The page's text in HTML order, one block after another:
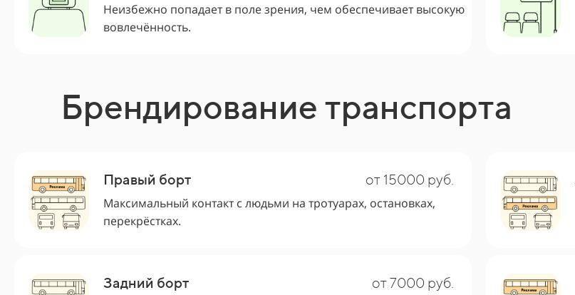
Неизбежно попадает в поле зрения, чем обеспечивает высокую
вовлечённость.
Брендирование транспорта
Правый борт от 15000 руб.
Максимальный контакт с людьми на тротуарах, остановках,
перекрёстках.
Задний борт от 7000 руб.